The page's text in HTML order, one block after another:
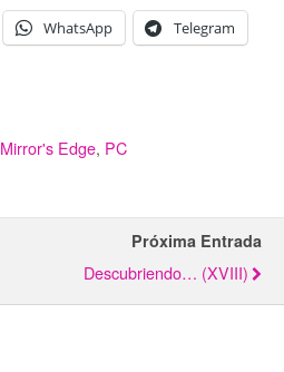
WhatsApp Telegram
Mirror's Edge, PC
Próxima Entrada
Descubriendo… (XVIII)